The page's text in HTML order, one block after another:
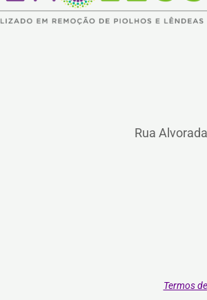
Rua
Termos